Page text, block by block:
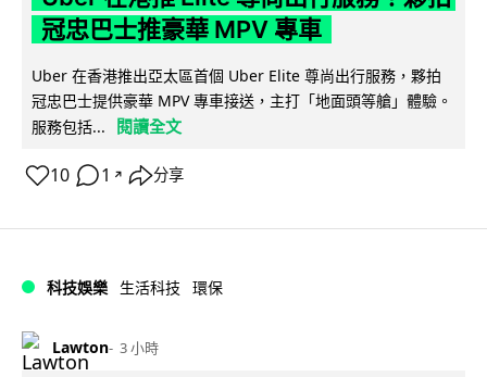
冠忠巴士推豪華 MPV 專車
Uber 在香港推出亞太區首個 Uber Elite 尊尚出行服務，夥拍
冠忠巴士提供豪華 MPV 專車接送，主打「地面頭等艙」體驗。
服務包括...
閱讀全文
10 1 ↗ 分享
科技娛樂 生活科技 環保
Lawton 3 小時